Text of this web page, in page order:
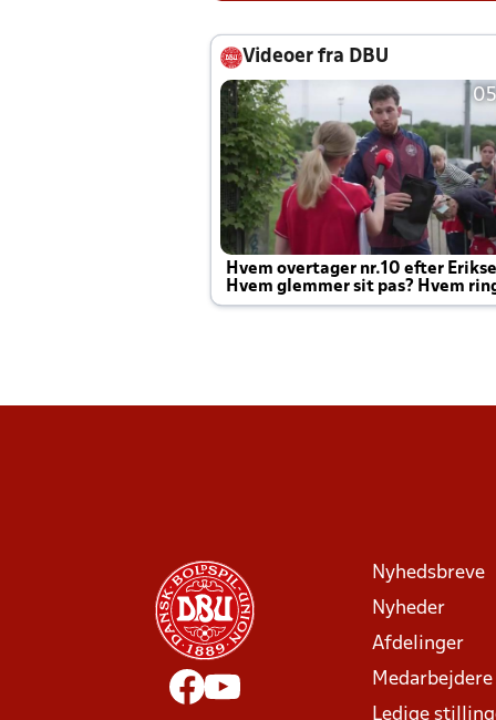
Videoer fra DBU
Hvem overtager nr.10 efter
Hvem glemmer sit pas? Hvem
Joachim altid til efter kampe?
Nyhedsbreve
Nyheder
Afdelinger
Medarbejdere
Ledige